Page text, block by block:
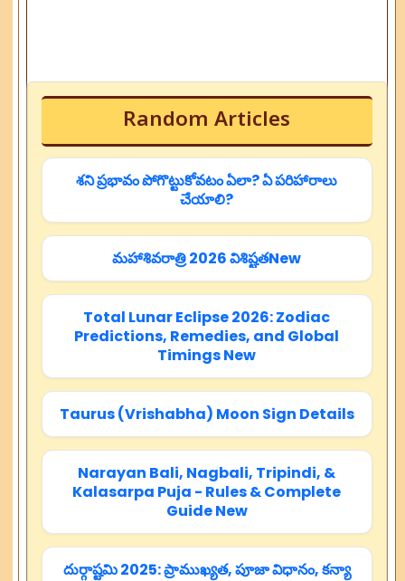
Random Articles
శని ప్రభావం పోగొట్టుకోవటం ఏలా? ఏ పరిహారాలు
చేయాలి?
మహాశివరాత్రి 2026 విశిష్టతNew
Total Lunar Eclipse 2026: Zodiac
Predictions, Remedies, and Global
Timings New
Taurus (Vrishabha) Moon Sign Details
Narayan Bali, Nagbali, Tripindi, &
Kalasarpa Puja - Rules & Complete
Guide New
దుర్గాష్టమి 2025: ప్రాముఖ్యత, పూజా విధానం, కన్యా